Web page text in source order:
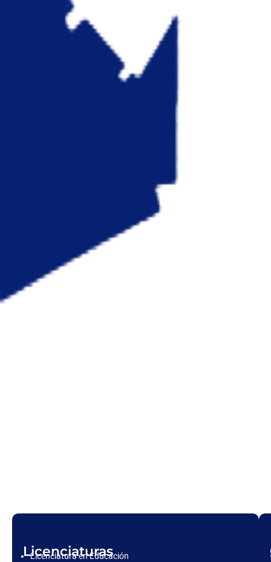
Licenciaturas
Licenciatura en Educación